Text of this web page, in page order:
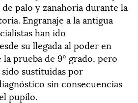
palo y zanahoria durante la
Engranaje a la antigua
han ido
su llegada al poder en
la prueba de 9º grado, pero
sido sustituidas por
sin consecuencias
pupilo.